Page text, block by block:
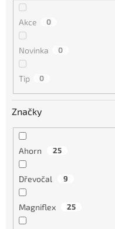
Akce 0
Novinka 0
Tip 0
Značky
Ahorn 25
Dřevočal 9
Magniflex 25